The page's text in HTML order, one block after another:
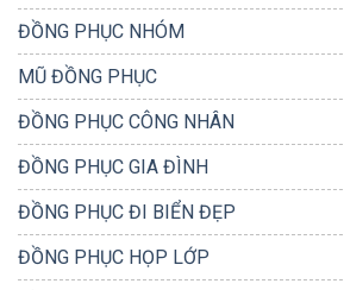
ĐỒNG PHỤC NHÓM
MŨ ĐỒNG PHỤC
ĐỒNG PHỤC CÔNG NHÂN
ĐỒNG PHỤC GIA ĐÌNH
ĐỒNG PHỤC ĐI BIỂN ĐẸP
ĐỒNG PHỤC HỌP LỚP